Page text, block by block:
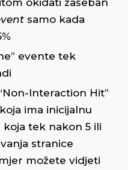
samo kada
evente tek
Interaction Hit”
ima inicijalnu
koja tek nakon 5 ili
stranice
možete vidjeti